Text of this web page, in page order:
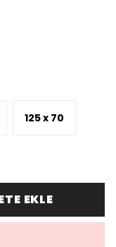
125 x 70
EKLE